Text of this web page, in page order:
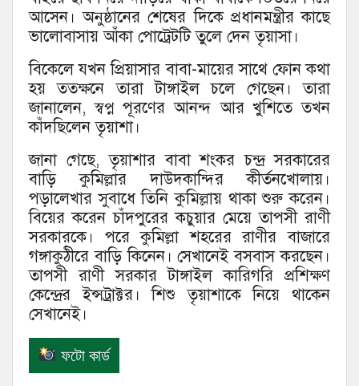
আসেন। অনুষ্ঠানের শেষের দিকে প্রধানমন্ত্রীর কাছে
ভালোবাসায় আঁকা পোট্রেটটি তুলে দেন তৃয়াসা।
বিকেলে যখন প্রিয়াসার বাবা-মায়ের সাথে ফোন কথা
হয় ততক্ষনে তারা টাঙ্গাইল চলে গেছেন। তারা
জানালেন, স্বপ্ন পূরণের আনন্দ আর খুশিতে তখন
কাঁদছিলেন তৃয়াশা।
জানা গেছে, তৃয়াশার বাবা শংকর চন্দ্র সরকারের
বাড়ি কুমিল্লার দাউদকান্দির কীর্তনখোলায়।
পড়ালেখার সুবাধে তিনি কুমিল্লায় থাকা শুরু করেন।
বিয়ের করেন চাঁদপুরের কচুয়ার মেয়ে তাপসী রাণী
সরকারকে। পরে কুমিল্লা শহরের রাণীর বাজারে
গঙ্গাকুঠীরে বাড়ি কিনেন। সেখানেই বসবাস করছেন।
তাপসী রাণী সরকার টাঙ্গাইল কারিগরি প্রশিক্ষণ
কেন্দ্রের ইন্সট্রাক্টর। শিশু তৃয়াশাকে নিয়ে থাকেন
সেখানেই।
ফটো কার্ড